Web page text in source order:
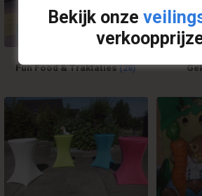
Fun Food & Traktaties(28)
Bekijk onze